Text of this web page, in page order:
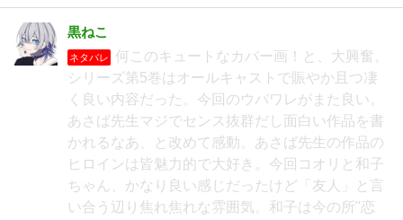
黒ねこ
ネタバレ
何このキュートなカバー画！と、大興奮。
シリーズ第5巻はオールキャストで賑やか且つ凄
く良い内容だった。今回のウバワレがまた良い。
あさば先生マジでセンス抜群だし面白い作品を書
かれるなあ、と改めて感動。あさば先生の作品の
ヒロインは皆魅力的で大好き。今回コオリと和子
ちゃん、かなり良い感じだったけど「友人」と言
い合う辺り焦れ焦れな雰囲気。和子は今の所"恋